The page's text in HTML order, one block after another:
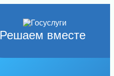
Решаем вместе